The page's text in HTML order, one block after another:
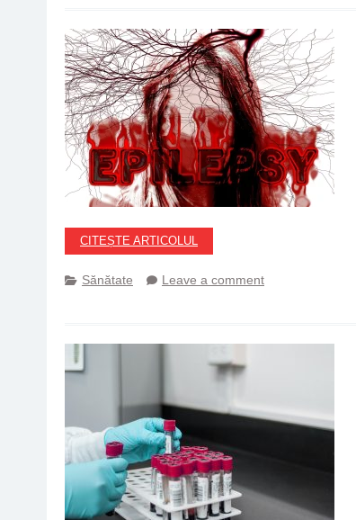
CITEȘTE ARTICOLUL
Sănătate Leave a comment